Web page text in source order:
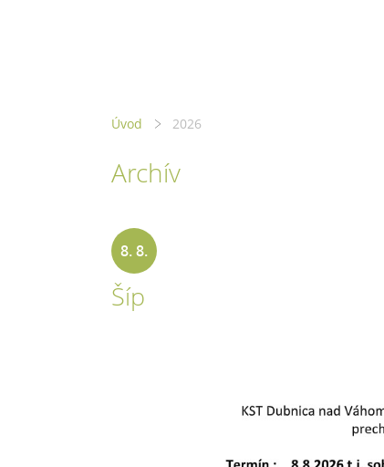
Úvod 2026
Archív
8. 8.
2026
Šíp